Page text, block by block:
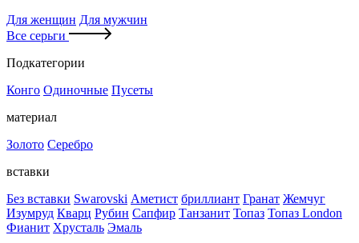
Для женщин Для мужчин
Все серьги
Подкатегории
Конго Одиночные Пусеты
материал
Золото Серебро
вставки
Без вставки Swarovski Аметист бриллиант Гранат Жемчуг
Изумруд Кварц Рубин Сапфир Танзанит Топаз Топаз London
Фианит Хрусталь Эмаль